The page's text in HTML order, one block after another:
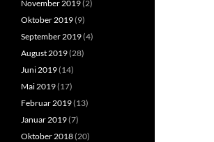
November 2019(2)
Oktober 2019(9)
September 2019(4)
August 2019(28)
Juni 2019(14)
Mai 2019(17)
Februar 2019(13)
Januar 2019(7)
Oktober 2018(20)